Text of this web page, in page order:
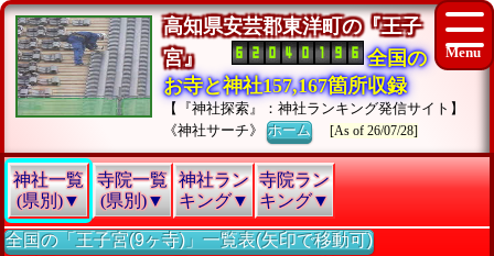
高知県安芸郡東洋町の『王子
宮』
全国の
お寺と神社157,167箇所収録
【『神社探索』：神社ランキング発信サイト】
《神社サーチ》ホーム [As of 26/07/28]
神社一覧
(県別)▼
寺院一覧
(県別)▼
神社ラン
キング▼
寺院ラン
キング▼
全国の「王子宮(9ヶ寺)」一覧表(矢印で移動可)